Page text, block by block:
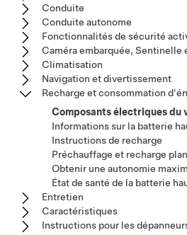
Conduite
Conduite autonome
Fonctionnalités de sécurité
Caméra embarquée, Sentinelle
Climatisation
Navigation et divertissement
Recharge et consommation
Composants électriques du
Informations sur la batterie
Instructions de recharge
Préchauffage et recharge
Obtenir une autonomie
État de santé de la batterie
Entretien
Caractéristiques
Instructions pour les